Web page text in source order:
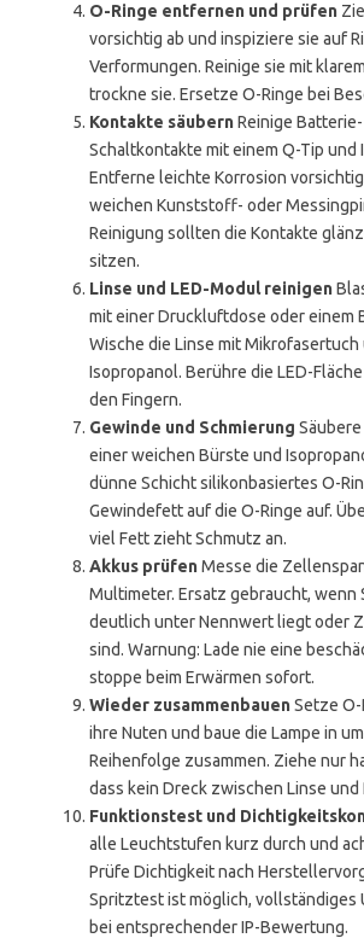
O-Ringe entfernen und prüfen
vorsichtig ab und inspiziere sie auf
Verformungen. Reinige sie mit
trockne sie. Ersetze O-Ringe bei
Kontakte säubernReinige
Schaltkontakte mit einem Q-Tip und
Entferne leichte Korrosion
weichen Kunststoff- oder
Reinigung sollten die Kontakte
sitzen.
Linse und LED-Modul reinigen
mit einer Druckluftdose oder einem
Wische die Linse mit Mikrofasertuch
Isopropanol. Berühre die LED-
den Fingern.
Gewinde und Schmierung
einer weichen Bürste und
dünne Schicht silikonbasiertes O-
Gewindefett auf die O-Ringe auf.
viel Fett zieht Schmutz an.
Akkus prüfenMesse die
Multimeter. Ersatz gebraucht, wenn
deutlich unter Nennwert liegt oder
sind. Warnung: Lade nie eine
stoppe beim Erwärmen sofort.
Wieder zusammenbauenSetze
ihre Nuten und baue die Lampe in
Reihenfolge zusammen. Ziehe nur
dass kein Dreck zwischen Linse
Funktionstest und
alle Leuchtstufen kurz durch und
Prüfe Dichtigkeit nach
Spritztest ist möglich, vollständiges
bei entsprechender IP-Bewertung.